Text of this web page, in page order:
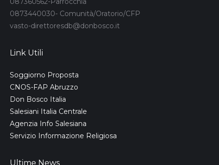
0873440030- Comunità/Oratorio/CFP
vasto-direttoresdb@donbosco.it
Link Utili
Soggiorno Proposta
CNOS-FAP Abruzzo
Don Bosco Italia
Salesiani Italia Centrale
Agenzia Info Salesiana
Servizio Informazione Religiosa
Ultime News